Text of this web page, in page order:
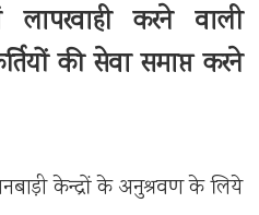
करने वाली
की सेवा समाप्त करने
केन्द्रों के अनुश्रवण के लिये